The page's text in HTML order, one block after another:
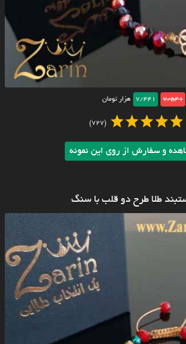
7/541
7/441 هزار تومان
(727)
و سفارش از روی این نمونه
طلا طرح دو قلب با سنگ